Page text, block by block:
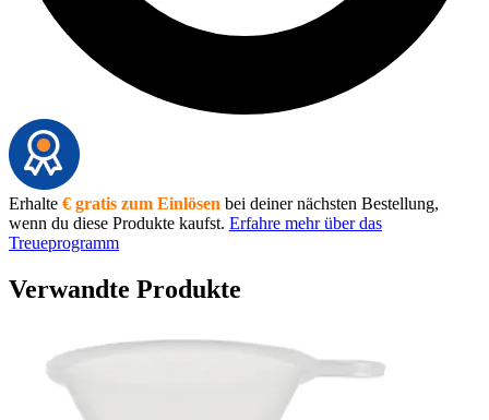
Erhalte € gratis zum Einlösen bei deiner nächsten Bestellung,
wenn du diese Produkte kaufst. Erfahre mehr über das
Treueprogramm
Verwandte Produkte